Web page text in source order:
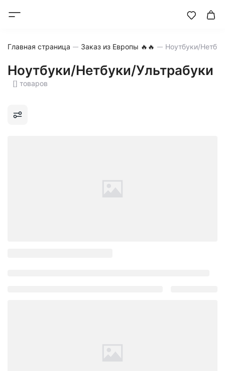
Главная страница Заказ из Европы 🔥🔥 Ноутбуки/
Ноутбуки/Нетбуки/Ультрабуки
[] товаров